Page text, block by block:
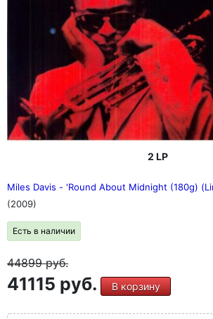
2 LP
Miles Davis - 'Round About Midnight (180g)
(2009)
Есть в наличии
44899руб.
41115 руб. В корзину